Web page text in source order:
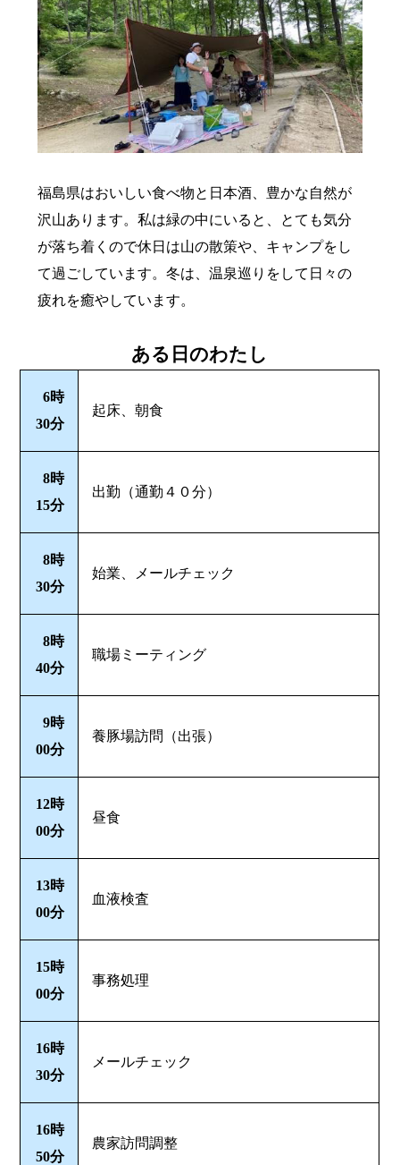
福島県はおいしい食べ物と日本酒、豊かな自然が
沢山あります。私は緑の中にいると、とても気分
が落ち着くので休日は山の散策や、キャンプをし
て過ごしています。冬は、温泉巡りをして日々の
疲れを癒やしています。
ある日のわたし
6時
30分
起床、朝食
8時
15分
出勤（通勤４０分）
8時
30分
始業、メールチェック
8時
40分
職場ミーティング
9時
00分
養豚場訪問（出張）
12時
00分
昼食
13時
00分
血液検査
15時
00分
事務処理
16時
30分
メールチェック
16時
50分
農家訪問調整